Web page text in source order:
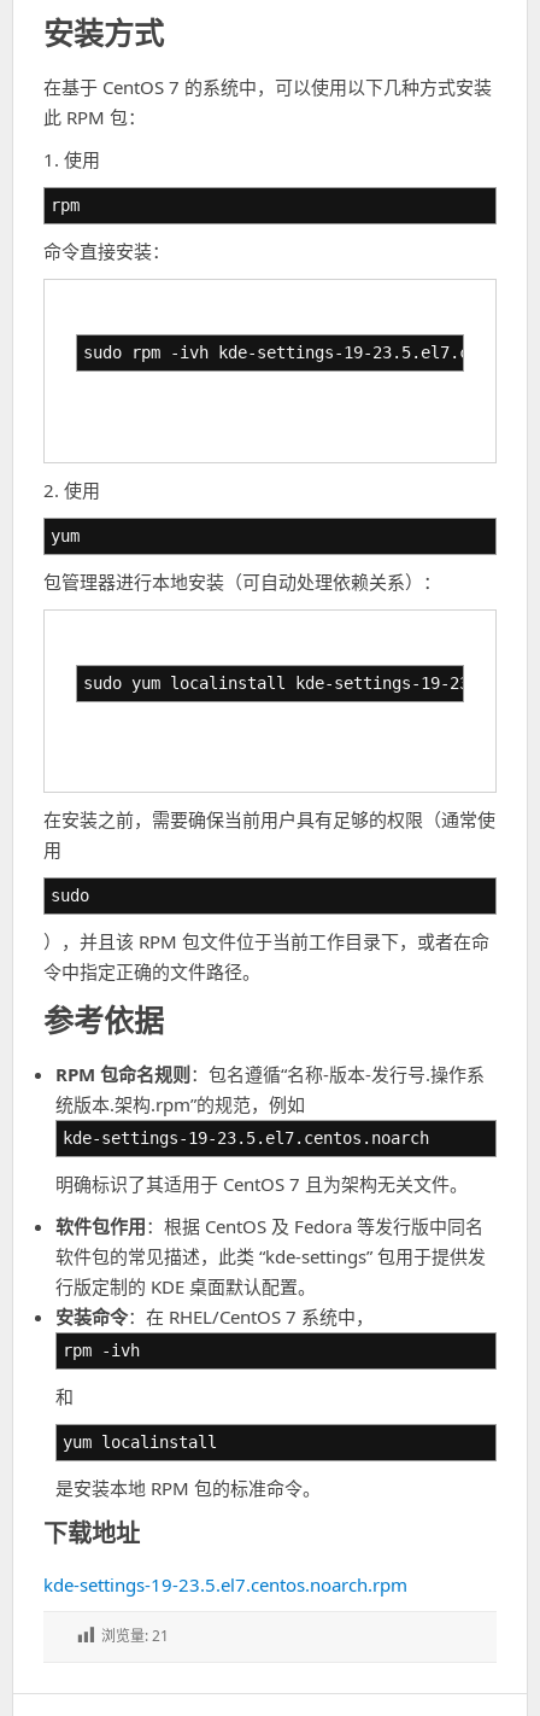
安装方式
在基于 CentOS 7 的系统中，可以使用以下几种方式安装
此 RPM 包：
1. 使用
rpm
命令直接安装：
sudo rpm -ivh kde-settings-19-
2. 使用
yum
包管理器进行本地安装（可自动处理依赖关系）：
sudo yum localinstall kde-settings-19-
在安装之前，需要确保当前用户具有足够的权限（通常使
用
sudo
），并且该 RPM 包文件位于当前工作目录下，或者在命
令中指定正确的文件路径。
参考依据
RPM 包命名规则 ：包名遵循“名称-版本-发行号.操作系
统版本.架构.rpm”的规范，例如
kde-settings-19-23.5.el7.centos.noarch
明确标识了其适用于 CentOS 7 且为架构无关文件。
软件包作用：根据 CentOS 及 Fedora 等发行版中同名
软件包的常见描述，此类 “kde-settings” 包用于提供发
行版定制的 KDE 桌面默认配置。
安装命令：在 RHEL/CentOS 7 系统中，
rpm -ivh
和
yum localinstall
是安装本地 RPM 包的标准命令。
下载地址
kde-settings-19-23.5.el7.centos.noarch.rpm
浏览量:21